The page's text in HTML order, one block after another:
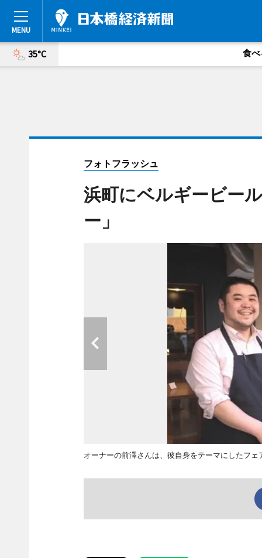
35°C 食べ
フォトフラッシュ
浜町にベルギービー
ー」
オーナーの前澤さんは、彼自身をテーマにしたフ